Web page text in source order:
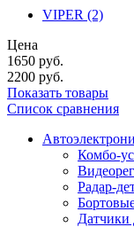
VIPER (2)
Цена
1650 руб.
2200 руб.
Показать товары
Список сравнения
Комбо-
Радар-
Датчики